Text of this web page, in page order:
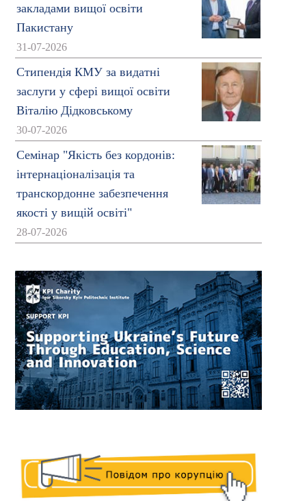
закладами вищої освіти
Пакистану
31-07-2026
Стипендія КМУ за видатні
заслуги у сфері вищої освіти
Віталію Дідковському
30-07-2026
Семінар "Якість без кордонів:
інтернаціоналізація та
транскордонне забезпечення
якості у вищій освіті"
28-07-2026